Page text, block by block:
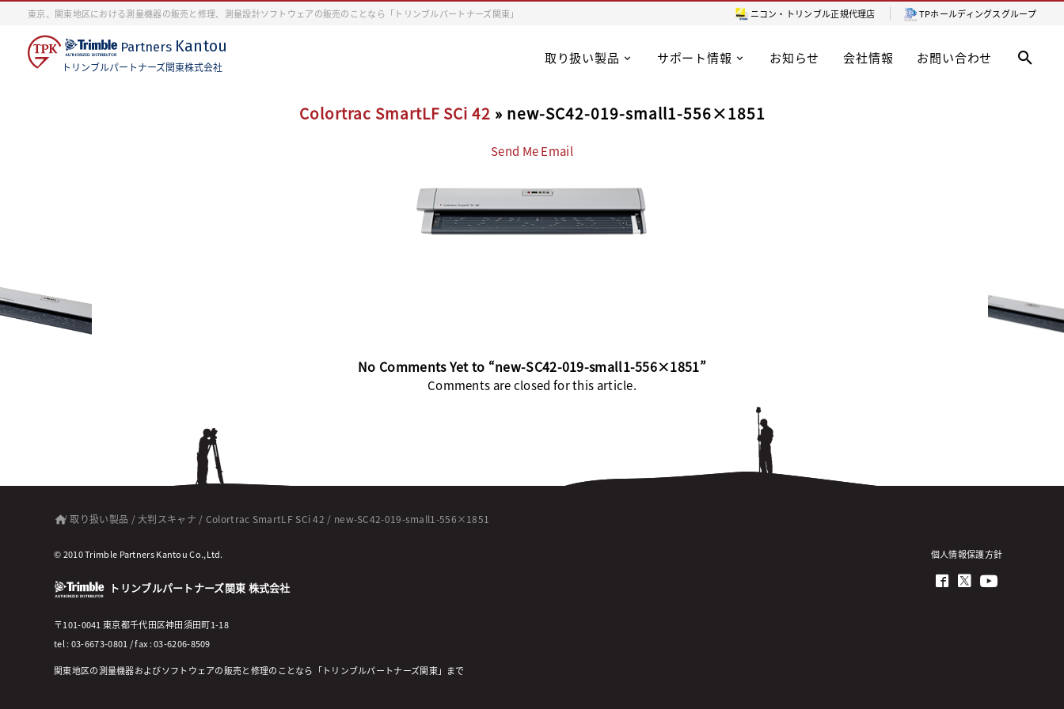
東京、関東地区における測量機器の販売と修理、測量設計ソフトウェアの販売のことなら「トリンブルパートナーズ関東」 ニコン・トリンブル正規代理店 TPホールディングスグループ
Partners Kantou
トリンブルパートナーズ関東株式会社
取り扱い製品 サポート情報 お知らせ 会社情報 お問い合わせ
Colortrac SmartLF SCi 42 » new-SC42-019-small1-556×1851
Send Me Email
No Comments Yet to “new-SC42-019-small1-556×1851”
Comments are closed for this article.
/取り扱い製品 /大判スキャナ / Colortrac SmartLF SCi 42 / new-SC42-019-small1-556×1851
© 2010 Trimble Partners Kantou Co.,Ltd.
トリンブルパートナーズ関東 株式会社
〒101-0041 東京都千代田区神田須田町1-18
tel : 03-6673-0801 / fax : 03-6206-8509
関東地区の測量機器およびソフトウェアの販売と修理のことなら「トリンブルパートナーズ関東」まで
個人情報保護方針